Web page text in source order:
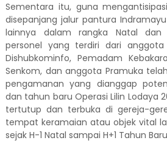
Sementara itu, guna
disepanjang jalur pantura
lainnya dalam rangka Natal dan
personel yang terdiri dari anggota
Dishubkominfo, Pemadam
Senkom, dan anggota Pramuka
pengamanan yang dianggap
dan tahun baru Operasi Lilin Lodaya
tertutup dan terbuka di gereja-
tempat keramaian atau objek vital
sejak H-1 Natal sampai H+1 Tahun